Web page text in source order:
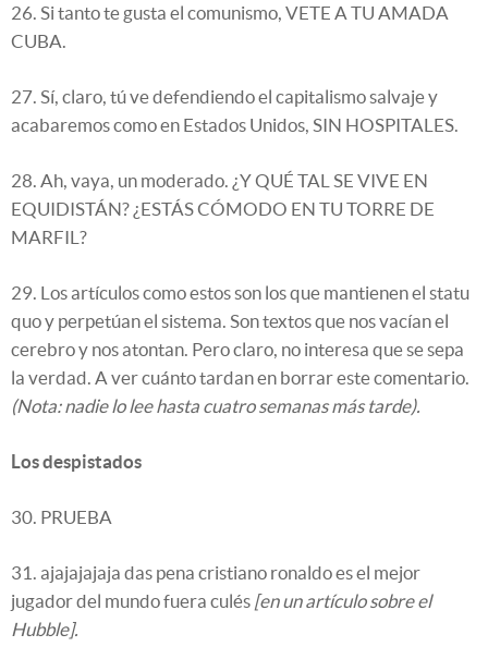
26. Si tanto te gusta el comunismo, VETE A TU AMADA
CUBA.
27. Sí, claro, tú ve defendiendo el capitalismo salvaje y
acabaremos como en Estados Unidos, SIN HOSPITALES.
28. Ah, vaya, un moderado. ¿Y QUÉ TAL SE VIVE EN
EQUIDISTÁN? ¿ESTÁS CÓMODO EN TU TORRE DE
MARFIL?
29. Los artículos como estos son los que mantienen el statu
quo y perpetúan el sistema. Son textos que nos vacían el
cerebro y nos atontan. Pero claro, no interesa que se sepa
la verdad. A ver cuánto tardan en borrar este comentario.
(Nota: nadie lo lee hasta cuatro semanas más tarde).
Los despistados
30. PRUEBA
31. ajajajajaja das pena cristiano ronaldo es el mejor
jugador del mundo fuera culés [en un artículo sobre el
Hubble].